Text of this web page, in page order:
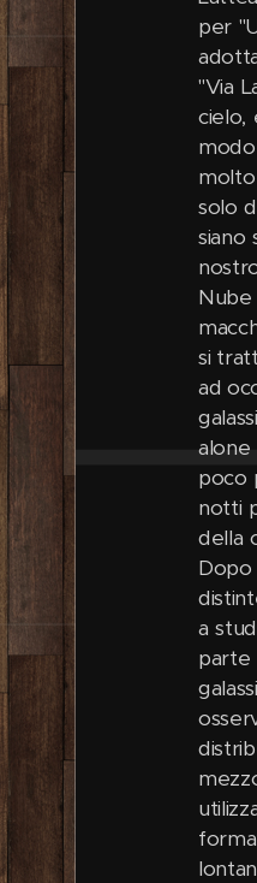
per
"Via
cielo,
solo
siano
si
ad
alone
poco
notti
della
a
parte